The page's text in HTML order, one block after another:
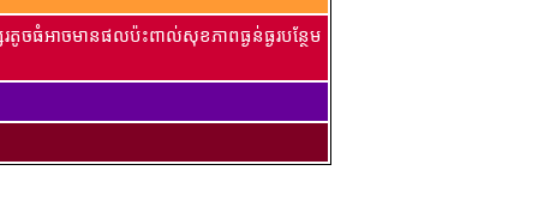
ធំអាចមានផលប៉ះពាល់សុខភាពធ្ងន់ធ្ងរបន្ថែម